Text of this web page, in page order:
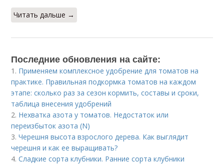
Читать дальше →
Последние обновления на сайте:
1. Применяем комплексное удобрение для томатов на
практике. Правильная подкормка томатов на каждом
этапе: сколько раз за сезон кормить, составы и сроки,
таблица внесения удобрений
2. Нехватка азота у томатов. Недостаток или
переизбыток азота (N)
3.Черешня высота взрослого дерева. Как выглядит
черешня и как ее выращивать?
4.Сладкие сорта клубники. Ранние сорта клубники